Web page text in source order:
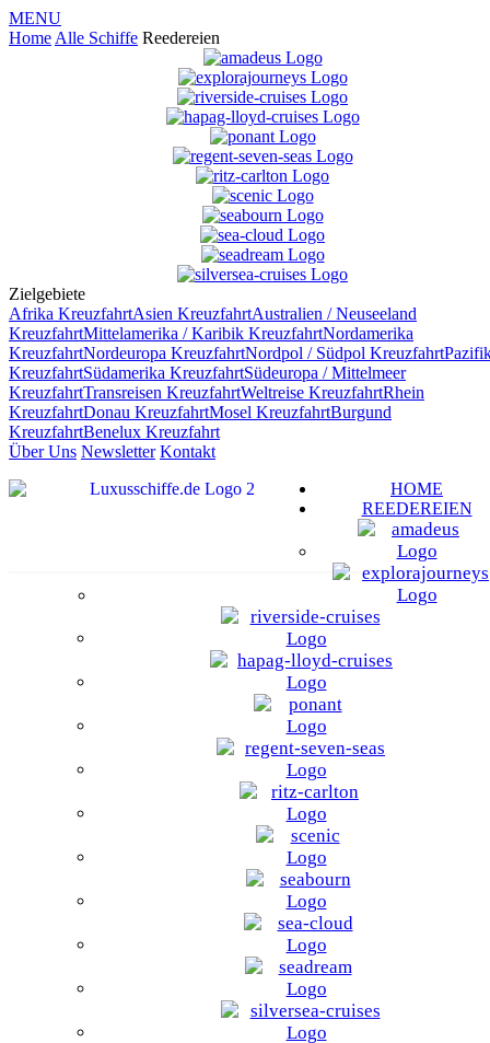
MENU
Home Alle Schiffe Reedereien
Zielgebiete
Afrika KreuzfahrtAsien KreuzfahrtAustralien / Neuseeland
KreuzfahrtMittelamerika / Karibik KreuzfahrtNordamerika
KreuzfahrtNordeuropa KreuzfahrtNordpol / Südpol Kreuzfahrt
KreuzfahrtSüdamerika KreuzfahrtSüdeuropa / Mittelmeer
KreuzfahrtTransreisen KreuzfahrtWeltreise KreuzfahrtRhein
KreuzfahrtDonau KreuzfahrtMosel KreuzfahrtBurgund
KreuzfahrtBenelux Kreuzfahrt
Über Uns Newsletter Kontakt
HOME
REEDEREIEN